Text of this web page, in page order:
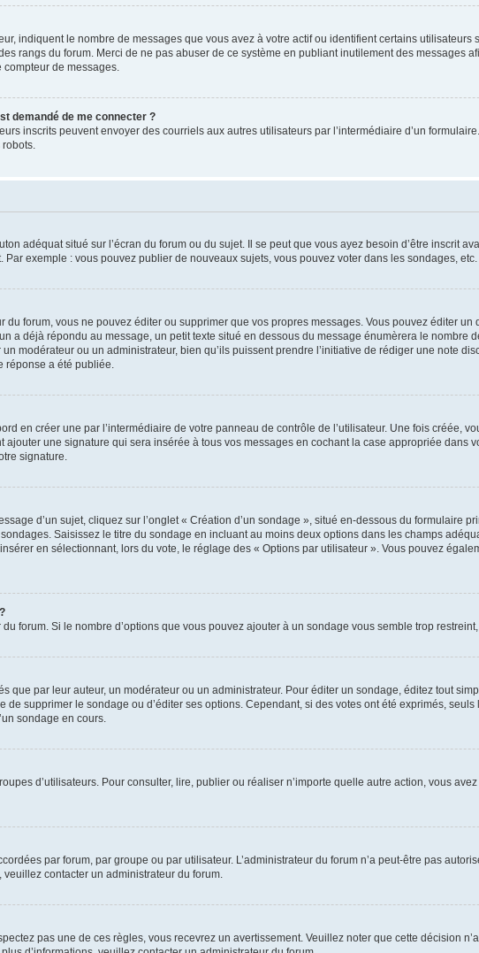
indiquent le nombre de messages que vous avez à votre actif ou identifient certains
rangs du forum. Merci de ne pas abuser de ce système en publiant inutilement des messages
de messages.
demandé de me connecter ?
inscrits peuvent envoyer des courriels aux autres utilisateurs par l’intermédiaire d’un
adéquat situé sur l’écran du forum ou du sujet. Il se peut que vous ayez besoin d’être inscrit
exemple : vous pouvez publier de nouveaux sujets, vous pouvez voter dans les sondages, etc.
forum, vous ne pouvez éditer ou supprimer que vos propres messages. Vous pouvez éditer
a déjà répondu au message, un petit texte situé en dessous du message énumèrera le nombre
un modérateur ou un administrateur, bien qu’ils puissent prendre l’initiative de rédiger une note
a été publiée.
en créer une par l’intermédiaire de votre panneau de contrôle de l’utilisateur. Une fois créée,
ajouter une signature qui sera insérée à tous vos messages en cochant la case appropriée dans
signature.
d’un sujet, cliquez sur l’onglet « Création d’un sondage », situé en-dessous du formulaire
Saisissez le titre du sondage en incluant au moins deux options dans les champs
en sélectionnant, lors du vote, le réglage des « Options par utilisateur ». Vous pouvez
forum. Si le nombre d’options que vous pouvez ajouter à un sondage vous semble trop
que par leur auteur, un modérateur ou un administrateur. Pour éditer un sondage, éditez tout
de supprimer le sondage ou d’éditer ses options. Cependant, si des votes ont été exprimés,
sondage en cours.
d’utilisateurs. Pour consulter, lire, publier ou réaliser n’importe quelle autre action, vous
par forum, par groupe ou par utilisateur. L’administrateur du forum n’a peut-être pas
contacter un administrateur du forum.
pas une de ces règles, vous recevrez un avertissement. Veuillez noter que cette décision